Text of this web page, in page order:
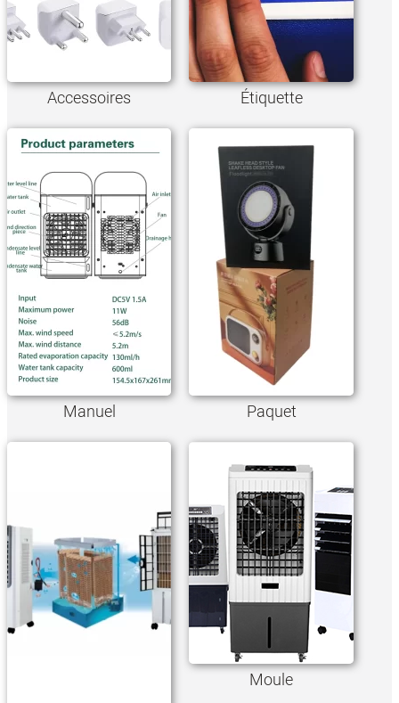
Accessoires Étiquette
Manuel Paquet
Moule